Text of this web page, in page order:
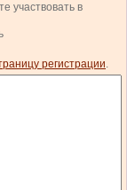
участвовать в
регистрации.